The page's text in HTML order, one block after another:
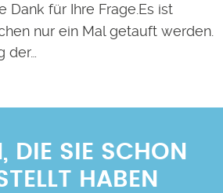
Dank für Ihre Frage.Es ist
nur ein Mal getauft werden.
der…
DIE SIE SCHON
HABEN